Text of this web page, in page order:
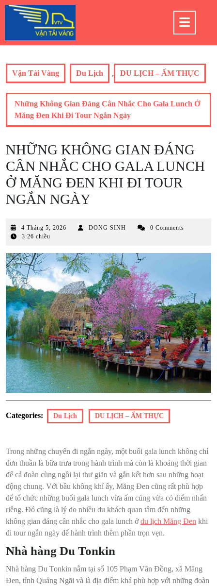
Skip
Vận Tải Vàng Du Lịch , DU LỊCH – ẨM THỰC
Những Không Gian Đáng Cân Nhắc Cho Gala Lunch Ở
Măng Đen Khi Đi Tour Ngắn Ngày
NHỮNG KHÔNG GIAN ĐÁNG
CÂN NHẮC CHO GALA LUNCH
Ở MĂNG ĐEN KHI ĐI TOUR
NGẮN NGÀY
4 Tháng 5, 2026
2026
DONG SINH
0 Comments
3:26 chiều
Categories: Du Lịch DU LỊCH – ẨM THỰC
Trong những chuyến đi ngắn ngày, một buổi gala lunch không chỉ
đơn thuần là bữa trưa trong hành trình mà còn là khoảng thời gian
để cả đoàn cùng ngồi lại thư giãn và gắn kết hơn sau những hoạt
động chung. Với bầu không khí ấy, Măng Đen cũng rất phù hợp
để tổ chức những buổi gala lunch vừa ấm cúng vừa có điểm nhấn
riêng. Đó cũng là lý do nhiều du khách quan tâm đến những
không gian đáng cân nhắc cho gala lunch ởdu lịch Măng Đen khi
đi tour ngắn ngày để hành trình thêm phần trọn vẹn.
Nhà hàng Du Tonkin
Nhà hàng Du Tonkin nằm tại số 105 Phạm Văn Đồng, xã Măng
Đen, tỉnh Quảng Ngãi và là địa điểm khá phù hợp với những đoàn